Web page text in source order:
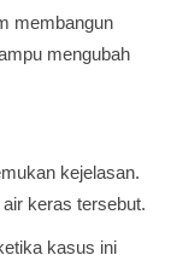
membangun
mengubah
kejelasan.
keras tersebut.
kasus ini